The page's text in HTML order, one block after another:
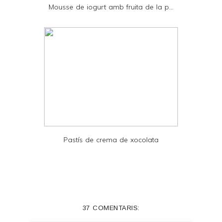
Mousse de iogurt amb fruita de la p...
Pastís de crema de xocolata
37 COMENTARIS: